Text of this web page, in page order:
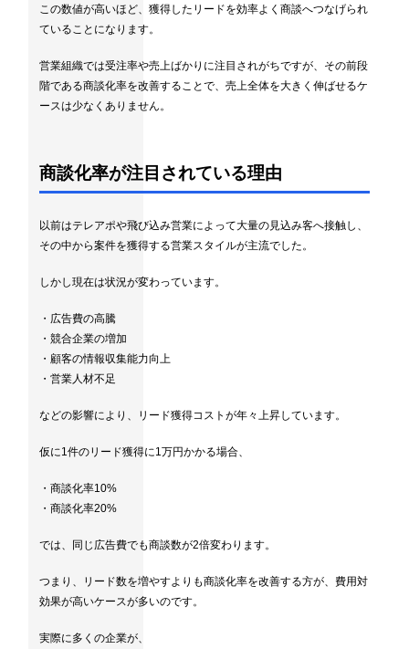
この数値が高いほど、獲得したリードを効率よく商談へつなげられ
ていることになります。
営業組織では受注率や売上ばかりに注目されがちですが、その前段
階である商談化率を改善することで、売上全体を大きく伸ばせるケ
ースは少なくありません。
商談化率が注目されている理由
以前はテレアポや飛び込み営業によって大量の見込み客へ接触し、
その中から案件を獲得する営業スタイルが主流でした。
しかし現在は状況が変わっています。
・広告費の高騰
・競合企業の増加
・顧客の情報収集能力向上
・営業人材不足
などの影響により、リード獲得コストが年々上昇しています。
仮に1件のリード獲得に1万円かかる場合、
・商談化率10%
・商談化率20%
では、同じ広告費でも商談数が2倍変わります。
つまり、リード数を増やすよりも商談化率を改善する方が、費用対
効果が高いケースが多いのです。
実際に多くの企業が、